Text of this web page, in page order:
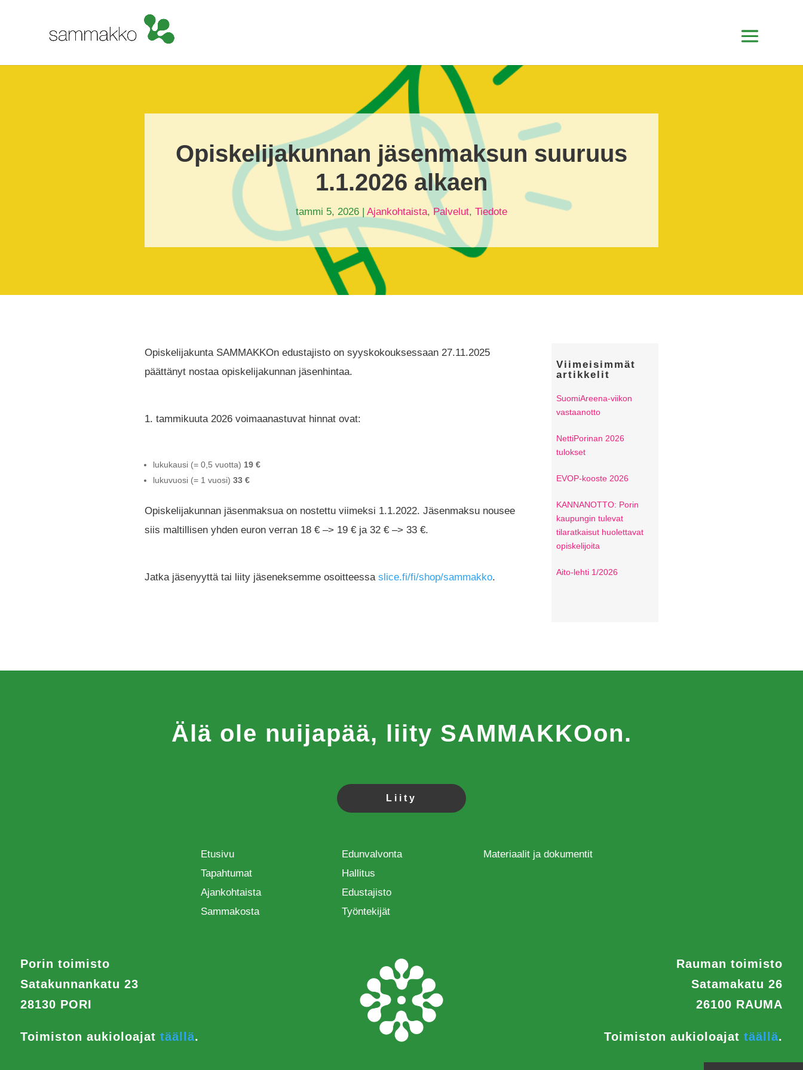
Opiskelijakunnan jäsenmaksun suuruus
1.1.2026 alkaen
tammi 5, 2026| Ajankohtaista,Palvelut, Tiedote
Opiskelijakunta SAMMAKKOn edustajisto on syyskokouksessaan 27.11.2025
päättänyt nostaa opiskelijakunnan jäsenhintaa.
1. tammikuuta 2026 voimaanastuvat hinnat ovat:
lukukausi (= 0,5 vuotta) 19 €
lukuvuosi (= 1 vuosi) 33 €
Opiskelijakunnan jäsenmaksua on nostettu viimeksi 1.1.2022. Jäsenmaksu nousee
siis maltillisen yhden euron verran 18 € –> 19 € ja 32 € –> 33 €.
Jatka jäsenyyttä tai liity jäseneksemme osoitteessa slice.fi/fi/shop/sammakko.
Viimeisimmät
artikkelit
SuomiAreena-viikon
vastaanotto
NettiPorinan 2026
tulokset
EVOP-kooste 2026
KANNANOTTO: Porin
kaupungin tulevat
tilaratkaisut huolettavat
opiskelijoita
Aito-lehti 1/2026
Älä ole nuijapää, liity SAMMAKKOon.
Liity
Etusivu
Tapahtumat
Ajankohtaista
Sammakosta
Edunvalvonta
Hallitus
Edustajisto
Työntekijät
Materiaalit ja dokumentit
Porin toimisto
Satakunnankatu 23
28130 PORI
Toimiston aukioloajat täällä.
Rauman toimisto
Satamakatu 26
26100 RAUMA
Toimiston aukioloajattäällä.